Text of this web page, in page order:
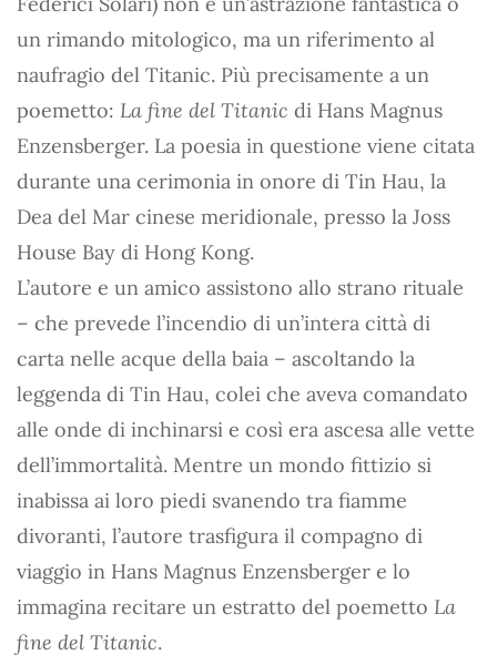
un rimando mitologico, ma un riferimento al
naufragio del Titanic. Più precisamente a un
poemetto: La fine del Titanic di Hans Magnus
Enzensberger. La poesia in questione viene citata
durante una cerimonia in onore di Tin Hau, la
Dea del Mar cinese meridionale, presso la Joss
House Bay di Hong Kong.
L’autore e un amico assistono allo strano rituale
– che prevede l’incendio di un’intera città di
carta nelle acque della baia – ascoltando la
leggenda di Tin Hau, colei che aveva comandato
alle onde di inchinarsi e così era ascesa alle vette
dell’immortalità. Mentre un mondo fittizio si
inabissa ai loro piedi svanendo tra fiamme
divoranti, l’autore trasfigura il compagno di
viaggio in Hans Magnus Enzensberger e lo
immagina recitare un estratto del poemetto La
fine del Titanic.